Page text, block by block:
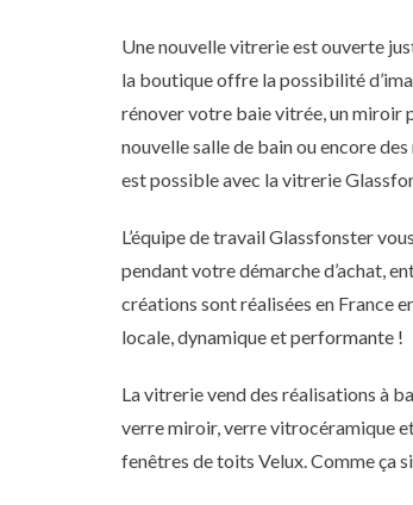
Une nouvelle vitrerie est ouverte
la boutique offre la possibilité
rénover votre baie vitrée, un miroir
nouvelle salle de bain ou encore
est possible avec la vitrerie
L’équipe de travail Glassfonster
pendant votre démarche d’achat,
créations sont réalisées en France
locale, dynamique et performante !
La vitrerie vend des réalisations à
verre miroir, verre vitrocéramique
fenêtres de toits Velux. Comme ça